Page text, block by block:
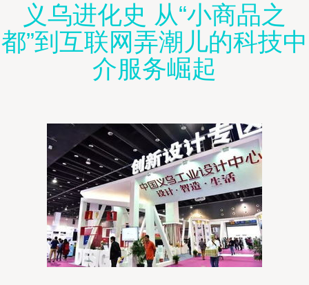
义乌进化史 从“小商品之
都”到互联网弄潮儿的科技中
介服务崛起